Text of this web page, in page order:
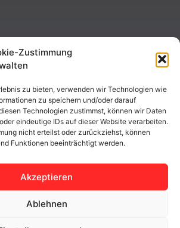
Zustimmung
zu bieten, verwenden wir Technologien wie
zu speichern und/oder darauf
Technologien zustimmst, können wir Daten
eindeutige IDs auf dieser Website verarbeiten.
nicht erteilst oder zurückziehst, können
Funktionen beeinträchtigt werden.
Akzeptieren
Ablehnen
ABONNIEREN